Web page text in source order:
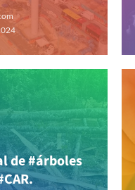
de #árboles